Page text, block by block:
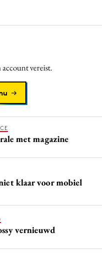
vereist.
met magazine
klaar voor mobiel
vernieuwd